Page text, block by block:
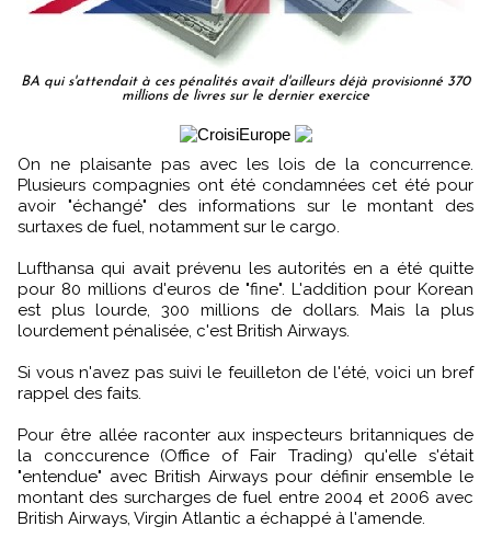
BA qui s'attendait à ces pénalités avait d'ailleurs déjà provisionné 370
millions de livres sur le dernier exercice
On ne plaisante pas avec les lois de la concurrence.
Plusieurs compagnies ont été condamnées cet été pour
avoir "échangé" des informations sur le montant des
surtaxes de fuel, notamment sur le cargo.
Lufthansa qui avait prévenu les autorités en a été quitte
pour 80 millions d'euros de "fine". L'addition pour Korean
est plus lourde, 300 millions de dollars. Mais la plus
lourdement pénalisée, c'est British Airways.
Si vous n'avez pas suivi le feuilleton de l'été, voici un bref
rappel des faits.
Pour être allée raconter aux inspecteurs britanniques de
la conccurence (Office of Fair Trading) qu'elle s'était
"entendue" avec British Airways pour définir ensemble le
montant des surcharges de fuel entre 2004 et 2006 avec
British Airways, Virgin Atlantic a échappé à l'amende.